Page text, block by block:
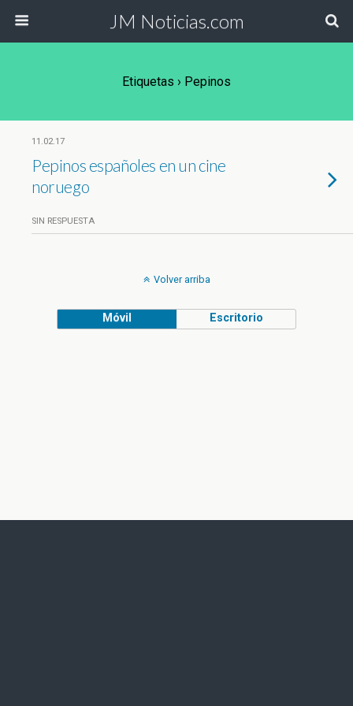
JM Noticias.com
Etiquetas › Pepinos
11.02.17
Pepinos españoles en un cine
noruego
SIN RESPUESTA
Volver arriba
Móvil Escritorio